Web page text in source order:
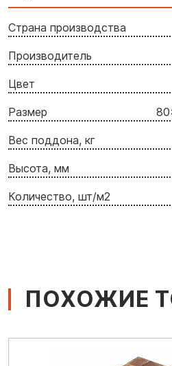
Страна производства
Производитель
Цвет
Размер
Вес поддона, кг
Высота, мм
Количество, шт/м2
ПОХОЖИЕ